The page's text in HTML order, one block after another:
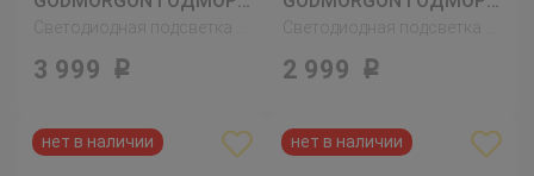
3 999 Р 2 999 Р